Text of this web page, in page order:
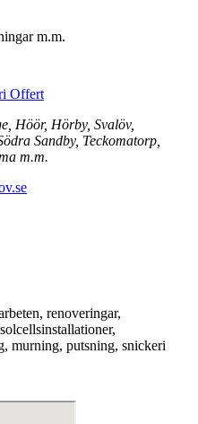
m.m.
Offert
Höör, Hörby, Svalöv,
Sandby, Teckomatorp,
m.m.
renoveringar,
murning, putsning, snickeri